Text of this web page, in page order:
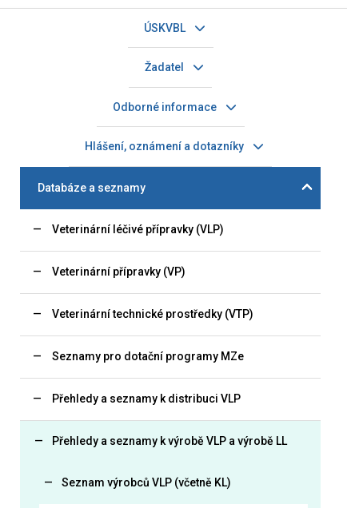
ÚSKVBL
Žadatel
Odborné informace
Hlášení, oznámení a dotazníky
Databáze a seznamy
Veterinární léčivé přípravky (VLP)
Veterinární přípravky (VP)
Veterinární technické prostředky (VTP)
Seznamy pro dotační programy MZe
Přehledy a seznamy k distribuci VLP
Přehledy a seznamy k výrobě VLP a výrobě LL
Seznam výrobců VLP (včetně KL)